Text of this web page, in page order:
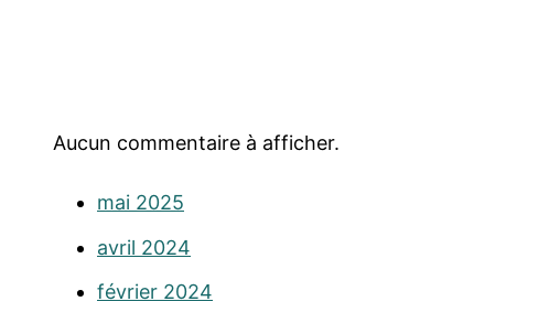
Aucun commentaire à afficher.
mai 2025
avril 2024
février 2024